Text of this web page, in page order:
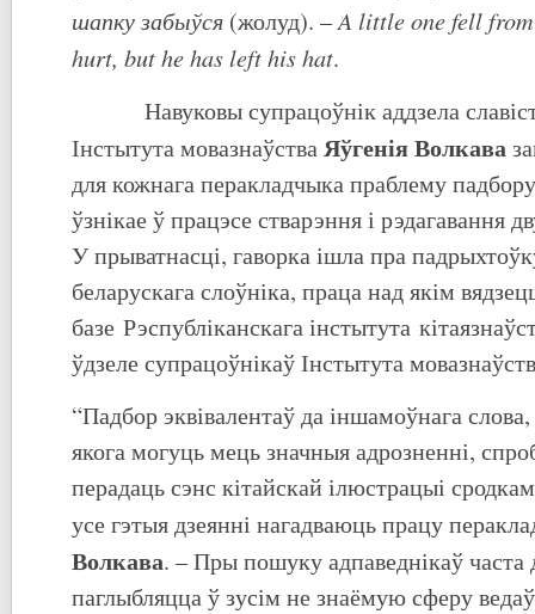
шапку забыўся (жолуд). –A littleonefellfrom
hurt, but he has left his hat.
Навуковы супрацоўнік аддзела
Інстытута мовазнаўстваЯўгенія Волкава
для кожнага перакладчыка праблему
ўзнікае ў працэсе стварэння і рэдагавання
У прыватнасці, гаворка ішла пра
беларускага слоўніка, праца над якім
базе Рэспубліканскага інстытута
ўдзеле супрацоўнікаў Інстытута
“Падбор эквівалентаў да іншамоўнага
якога могуць мець значныя адрозненні,
перадаць сэнс кітайскай ілюстрацыі
усе гэтыя дзеянні нагадваюць працу
Волкава. – Пры пошуку адпаведнікаў часта
паглыбляцца ў зусім не знаёмую сферу